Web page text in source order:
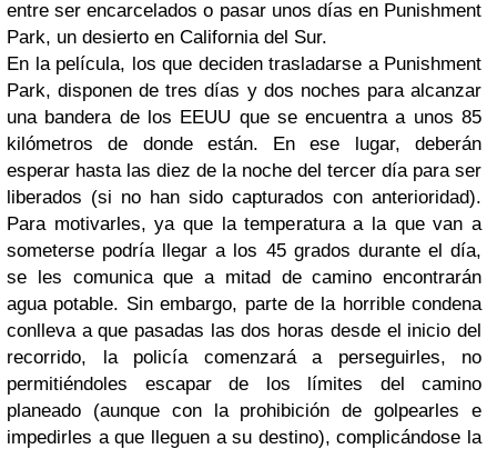
entre ser encarcelados o pasar unos días en Punishment
Park, un desierto en California del Sur.
En la película, los que deciden trasladarse a Punishment
Park, disponen de tres días y dos noches para alcanzar
una bandera de los EEUU que se encuentra a unos 85
kilómetros de donde están. En ese lugar, deberán
esperar hasta las diez de la noche del tercer día para ser
liberados (si no han sido capturados con anterioridad).
Para motivarles, ya que la temperatura a la que van a
someterse podría llegar a los 45 grados durante el día,
se les comunica que a mitad de camino encontrarán
agua potable. Sin embargo, parte de la horrible condena
conlleva a que pasadas las dos horas desde el inicio del
recorrido, la policía comenzará a perseguirles, no
permitiéndoles escapar de los límites del camino
planeado (aunque con la prohibición de golpearles e
impedirles a que lleguen a su destino), complicándose la